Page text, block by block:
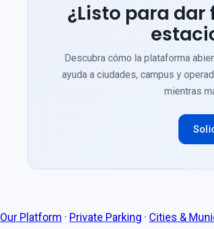
¿Listo para
Descubra cómo la plataforma
ayuda a ciudades, campus y
mientras
Our Platform · Private Parking · Cities &